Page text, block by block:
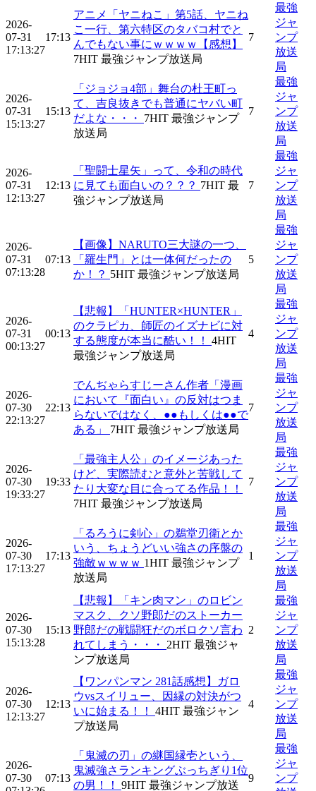
2026-
07-31
17:13:27
17:13
アニメ「ヤニねこ」第5話、ヤニね
こ一行、第六特区のタバコ村でと
んでもない事にｗｗｗｗ【感想】
7HIT 最強ジャンプ放送局
7
最強
ジャ
ンプ
放送
局
2026-
07-31
15:13:27
15:13
「ジョジョ4部」舞台の杜王町っ
て、吉良抜きでも普通にヤバい町
だよな・・・ 7HIT 最強ジャンプ
放送局
7
最強
ジャ
ンプ
放送
局
2026-
07-31
12:13:27
12:13
「聖闘士星矢」って、令和の時代
に見ても面白いの？？？ 7HIT 最
強ジャンプ放送局
7
最強
ジャ
ンプ
放送
局
2026-
07-31
07:13:28
07:13
【画像】NARUTO三大謎の一つ、
「羅生門」とは一体何だったの
か！？ 5HIT 最強ジャンプ放送局
5
最強
ジャ
ンプ
放送
局
2026-
07-31
00:13:27
00:13
【悲報】「HUNTER×HUNTER」
のクラピカ、師匠のイズナビに対
する態度が本当に酷い！！ 4HIT
最強ジャンプ放送局
4
最強
ジャ
ンプ
放送
局
2026-
07-30
22:13:27
22:13
でんぢゃらすじーさん作者「漫画
において『面白い』の反対はつま
らないではなく、●●もしくは●●で
ある」 7HIT 最強ジャンプ放送局
7
最強
ジャ
ンプ
放送
局
2026-
07-30
19:33:27
19:33
「最強主人公」のイメージあった
けど、実際読むと意外と苦戦して
たり大変な目に合ってる作品！！
7HIT 最強ジャンプ放送局
7
最強
ジャ
ンプ
放送
局
2026-
07-30
17:13:27
17:13
「るろうに剣心」の鵜堂刃衛とか
いう、ちょうどいい強さの序盤の
強敵ｗｗｗｗ 1HIT 最強ジャンプ
放送局
1
最強
ジャ
ンプ
放送
局
2026-
07-30
15:13:28
15:13
【悲報】「キン肉マン」のロビン
マスク、クソ野郎だのストーカー
野郎だの戦闘狂だのボロクソ言わ
れてしまう・・・ 2HIT 最強ジャ
ンプ放送局
2
最強
ジャ
ンプ
放送
局
2026-
07-30
12:13:27
12:13
【ワンパンマン 281話感想】ガロ
ウvsスイリュー、因縁の対決がつ
いに始まる！！ 4HIT 最強ジャン
プ放送局
4
最強
ジャ
ンプ
放送
局
2026-
07-30
07:13
「鬼滅の刃」の継国縁壱という、
鬼滅強さランキングぶっちぎり1位
の男！！ 9HIT 最強ジャンプ放送
9
最強
ジャ
ンプ